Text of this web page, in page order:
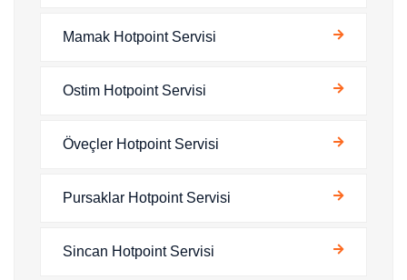
Mamak Hotpoint Servisi
Ostim Hotpoint Servisi
Öveçler Hotpoint Servisi
Pursaklar Hotpoint Servisi
Sincan Hotpoint Servisi